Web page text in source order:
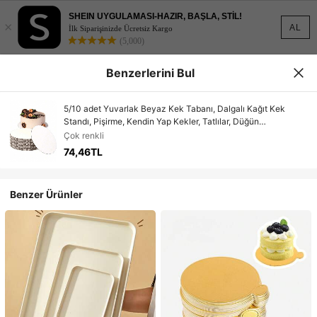
AL
×
SHEIN UYGULAMASI-HAZIR, BAŞLA, STİL!
İlk Siparişinizde Ücretsiz Kargo
(5,000)
Benzerlerini Bul
5/10 adet Yuvarlak Beyaz Kek Tabanı, Dalgalı Kağıt Kek
Standı, Pişirme, Kendin Yap Kekler, Tatlılar, Düğün
Kutlamaları, Doğum Günü Partileri, Atıştırmalıklar, Cupcake
Sunumları, Temalı Partiler, Pasta Süslemeleri, Düğün Partileri,
Paskalya, Anneler Günü, Babalar Günü ve Diğer Etkinlikler
Çok renkli
74,46TL
Benzer Ürünler